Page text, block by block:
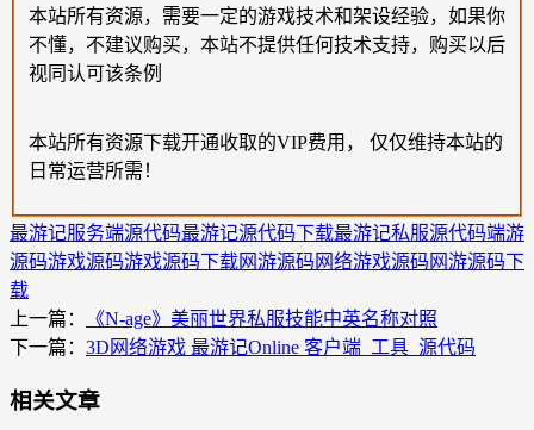
本站所有资源，需要一定的游戏技术和架设经验，如果你
不懂，不建议购买，本站不提供任何技术支持，购买以后
视同认可该条例
本站所有资源下载开通收取的VIP费用， 仅仅维持本站的
日常运营所需！
最游记服务端源代码最游记源代码下载最游记私服源代码端游
源码游戏源码游戏源码下载网游源码 网络游戏源码 网游源码下
载
上一篇：
《N-age》美丽世界私服技能中英名称对照
下一篇： 3D网络游戏 最游记Online 客户端_工具_源代码
相关文章